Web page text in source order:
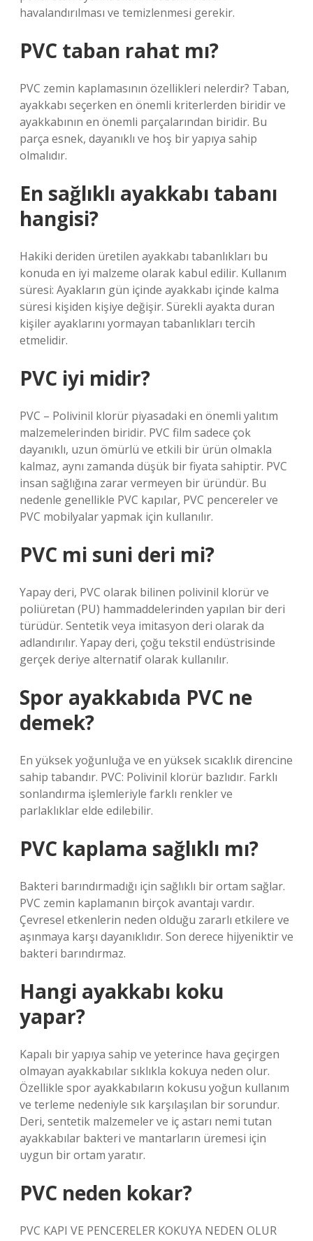
havalandırılması ve temizlenmesi gerekir.
PVC taban rahat mı?
PVC zemin kaplamasının özellikleri nelerdir? Taban,
ayakkabı seçerken en önemli kriterlerden biridir ve
ayakkabının en önemli parçalarından biridir. Bu
parça esnek, dayanıklı ve hoş bir yapıya sahip
olmalıdır.
En sağlıklı ayakkabı tabanı
hangisi?
Hakiki deriden üretilen ayakkabı tabanlıkları bu
konuda en iyi malzeme olarak kabul edilir. Kullanım
süresi: Ayakların gün içinde ayakkabı içinde kalma
süresi kişiden kişiye değişir. Sürekli ayakta duran
kişiler ayaklarını yormayan tabanlıkları tercih
etmelidir.
PVC iyi midir?
PVC – Polivinil klorür piyasadaki en önemli yalıtım
malzemelerinden biridir. PVC film sadece çok
dayanıklı, uzun ömürlü ve etkili bir ürün olmakla
kalmaz, aynı zamanda düşük bir fiyata sahiptir. PVC
insan sağlığına zarar vermeyen bir üründür. Bu
nedenle genellikle PVC kapılar, PVC pencereler ve
PVC mobilyalar yapmak için kullanılır.
PVC mi suni deri mi?
Yapay deri, PVC olarak bilinen polivinil klorür ve
poliüretan (PU) hammaddelerinden yapılan bir deri
türüdür. Sentetik veya imitasyon deri olarak da
adlandırılır. Yapay deri, çoğu tekstil endüstrisinde
gerçek deriye alternatif olarak kullanılır.
Spor ayakkabıda PVC ne
demek?
En yüksek yoğunluğa ve en yüksek sıcaklık direncine
sahip tabandır. PVC: Polivinil klorür bazlıdır. Farklı
sonlandırma işlemleriyle farklı renkler ve
parlaklıklar elde edilebilir.
PVC kaplama sağlıklı mı?
Bakteri barındırmadığı için sağlıklı bir ortam sağlar.
PVC zemin kaplamanın birçok avantajı vardır.
Çevresel etkenlerin neden olduğu zararlı etkilere ve
aşınmaya karşı dayanıklıdır. Son derece hijyeniktir ve
bakteri barındırmaz.
Hangi ayakkabı koku
yapar?
Kapalı bir yapıya sahip ve yeterince hava geçirgen
olmayan ayakkabılar sıklıkla kokuya neden olur.
Özellikle spor ayakkabıların kokusu yoğun kullanım
ve terleme nedeniyle sık karşılaşılan bir sorundur.
Deri, sentetik malzemeler ve iç astarı nemi tutan
ayakkabılar bakteri ve mantarların üremesi için
uygun bir ortam yaratır.
PVC neden kokar?
PVC KAPI VE PENCERELER KOKUYA NEDEN OLUR